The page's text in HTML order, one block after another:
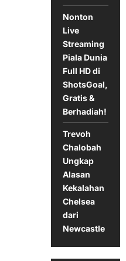
Nonton
Live
Streaming
Piala Dunia
Full HD di
ShotsGoal,
Gratis &
Berhadiah!
Trevoh
Chalobah
Ungkap
Alasan
Kekalahan
Chelsea
dari
Newcastle